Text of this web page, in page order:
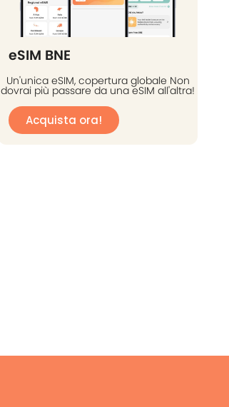
eSIM BNE
Un'unica eSIM, copertura globale Non
dovrai più passare da una eSIM all'altra!
Acquista ora!